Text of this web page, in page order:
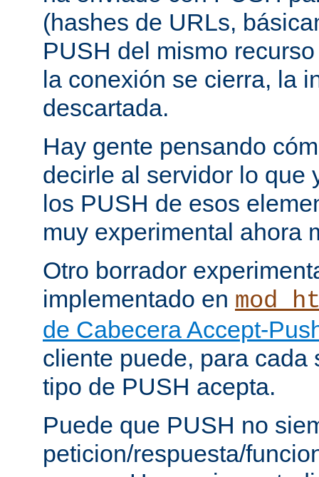
(hashes de URLs,
PUSH del mismo
la conexión se cierra, la
descartada.
Hay gente pensando
decirle al servidor lo que
los PUSH de esos
muy experimental ahora
Otro borrador
implementado en
de Cabecera Accept-
cliente puede, para cada
tipo de PUSH acepta.
Puede que PUSH no
peticion/respuesta/